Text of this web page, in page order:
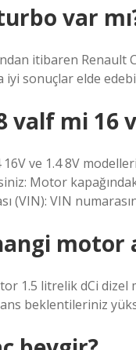
var
itibaren
iyi sonuçlar elde
valf mi 16
16V ve 1.4 8V
Motor
(VIN): VIN
motor
1.5 litrelik dCi
beklentileriniz